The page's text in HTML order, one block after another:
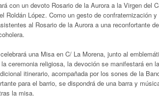
con un devoto Rosario de la Aurora a la Virgen del
Roldán López. Como un gesto de confraternización
al Rosario de la Aurora a una reconfortante
.
una Misa en C/ La Morena, junto al
la ceremonia religiosa, la devoción se manifestará en
itinerario, acompañada por los sones de la
para el barrio, se dispondrá de una barra y
la misa.